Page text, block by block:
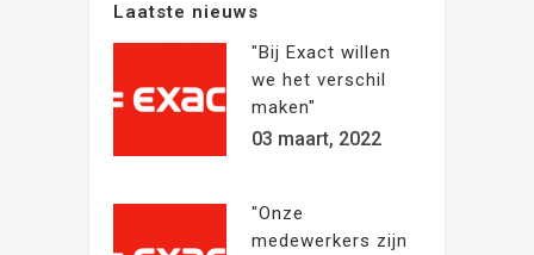
Laatste nieuws
"Bij Exact willen
we het verschil
maken"
03 maart, 2022
"Onze
medewerkers zijn